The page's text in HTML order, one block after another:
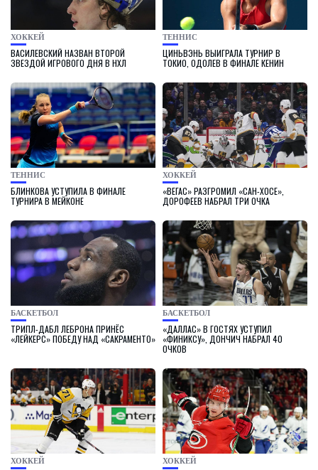
ХОККЕЙ
ВАСИЛЕВСКИЙ НАЗВАН ВТОРОЙ
ЗВЕЗДОЙ ИГРОВОГО ДНЯ В НХЛ
ТЕННИС
ЦИНЬВЭНЬ ВЫИГРАЛА ТУРНИР В
ТОКИО, ОДОЛЕВ В ФИНАЛЕ КЕНИН
ТЕННИС
БЛИНКОВА УСТУПИЛА В ФИНАЛЕ
ТУРНИРА В МЕЙКОНЕ
ХОККЕЙ
«ВЕГАС» РАЗГРОМИЛ «САН-ХОСЕ»,
ДОРОФЕЕВ НАБРАЛ ТРИ ОЧКА
БАСКЕТБОЛ
ТРИПЛ-ДАБЛ ЛЕБРОНА ПРИНЁС
«ЛЕЙКЕРС» ПОБЕДУ НАД «САКРАМЕНТО»
БАСКЕТБОЛ
«ДАЛЛАС» В ГОСТЯХ УСТУПИЛ
«ФИНИКСУ», ДОНЧИЧ НАБРАЛ 40
ОЧКОВ
ХОККЕЙ ХОККЕЙ